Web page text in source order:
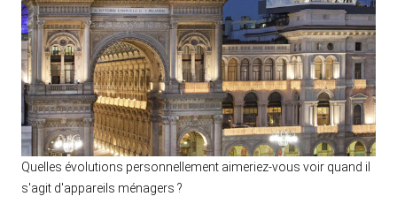
Quelles évolutions personnellement aimeriez-vous voir quand il
s'agit d'appareils ménagers ?